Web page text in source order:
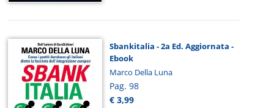
Sbankitalia - 2a Ed. Aggiornata -
Ebook
Marco Della Luna
Pag. 98
€ 3,99